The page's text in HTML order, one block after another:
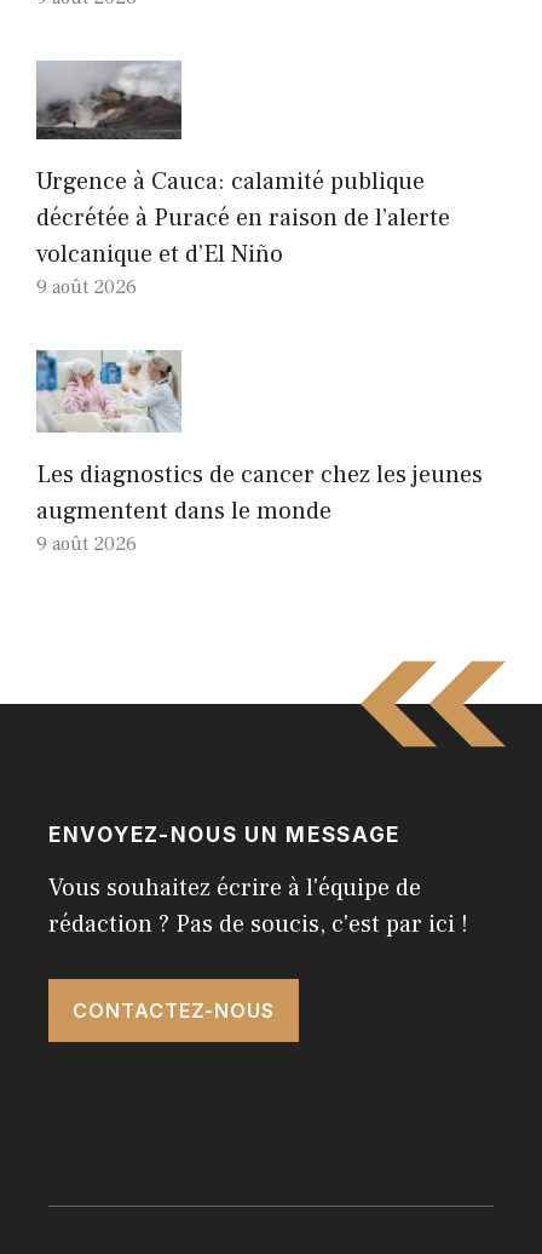
Urgence à Cauca: calamité publique
décrétée à Puracé en raison de l’alerte
volcanique et d’El Niño
9 août 2026
Les diagnostics de cancer chez les jeunes
augmentent dans le monde
9 août 2026
ENVOYEZ-NOUS UN MESSAGE
Vous souhaitez écrire à l'équipe de
rédaction ? Pas de soucis, c'est par ici !
CONTACTEZ-NOUS